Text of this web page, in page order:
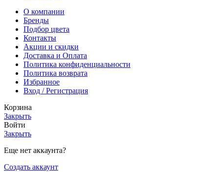
О компании
Бренды
Подбор цвета
Контакты
Акции и скидки
Доставка и Оплата
Политика конфиденциальности
Политика возврата
Избранное
Вход / Регистрация
Корзина
Закрыть
Войти
Закрыть
Еще нет аккаунта?
Создать аккаунт